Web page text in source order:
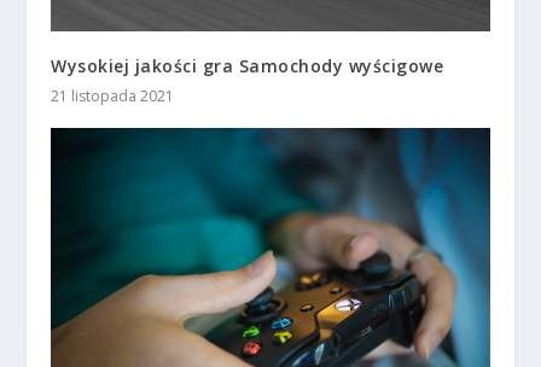
Wysokiej jakości gra Samochody wyścigowe
21 listopada 2021